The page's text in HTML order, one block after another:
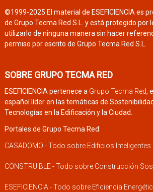
©1999-2025 El material de ESEFICIENCIA es
de Grupo Tecma Red S.L. y está protegido por
utilizarlo de ninguna manera sin hacer
permiso por escrito de Grupo Tecma Red S.L.
SOBRE GRUPO TECMA RED
ESEFICIENCIA pertenece a Grupo Tecma Red,
español líder en las temáticas de
Tecnologías en la Edificación y la Ciudad.
Portales de Grupo Tecma Red:
CASADOMO - Todo sobre Edificios Inteligentes
CONSTRUIBLE - Todo sobre Construcción
ESEFICIENCIA - Todo sobre Eficiencia